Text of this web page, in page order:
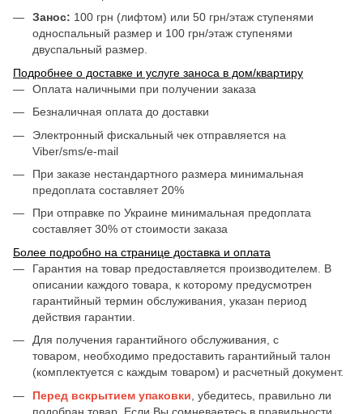
Занос: 100 грн (лифтом) или 50 грн/этаж ступенями
односпальный размер и 100 грн/этаж ступенями
двуспальный размер.
Подробнее о доставке и услуге заноса в дом/квартиру
Оплата наличными при получении заказа
Безналичная оплата до доставки
Электронный фискальный чек отправляется на
Viber/sms/e-mail
При заказе нестандартного размера минимальная
предоплата составляет 20%
При отправке по Украине минимальная предоплата
составляет 30% от стоимости заказа
Более подробно на странице доставка и оплата
Гарантия на товар предоставляется производителем. В
описании каждого товара, к которому предусмотрен
гарантийный термин обслуживания, указан период
действия гарантии.
Для получения гарантийного обслуживания, с
товаром, необходимо предоставить гарантийный талон
(комплектуется с каждым товаром) и расчетный документ.
Перед вскрытием упаковки , убедитесь, правильно ли
подобран товар. Если Вы сомневаетесь в правильности